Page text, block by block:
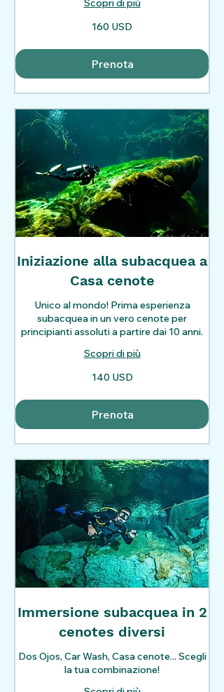
Scopri di più
160 USD
Prenota
Iniziazione alla subacquea a
Casa cenote
Unico al mondo! Prima esperienza
subacquea in un vero cenote per
principianti assoluti a partire dai 10 anni.
Scopri di più
140 USD
Prenota
Immersione subacquea in 2
cenotes diversi
Dos Ojos, Car Wash, Casa cenote... Scegli
la tua combinazione!